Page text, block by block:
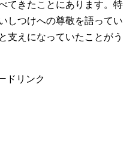
てきたことにあります。特
しつけへの尊敬を語ってい
支えになっていたことがう
ドリンク